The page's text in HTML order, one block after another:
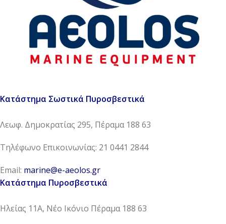
Κατάστημα Σωστικά Πυροσβεστικά
Λεωφ. Δημοκρατίας 295, Πέραμα 188 63
Τηλέφωνο Επικοινωνίας: 21 0441 2844
Email: marine@e-aeolos.gr
Κατάστημα Πυροσβεστικά
Ηλείας 11Α, Νέο Ικόνιο Πέραμα 188 63